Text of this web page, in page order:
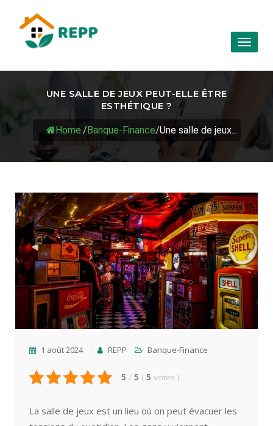
Toggle
UNE SALLE DE JEUX PEUT-ELLE ÊTRE
ESTHÉTIQUE ?
Home /Banque-Finance/Une salle de jeux...
1 août 2024 REPP Banque-Finance
5 / 5 ( 5 votes)
La salle de jeux est un lieu où on peut évacuer les